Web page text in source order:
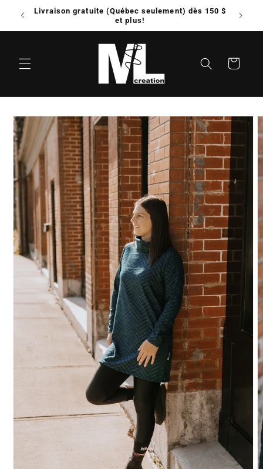
passer
contenu
Livraison gratuite (Québec seulement) dès 150 $
et plus!
Panier
Passer aux
informations
produits